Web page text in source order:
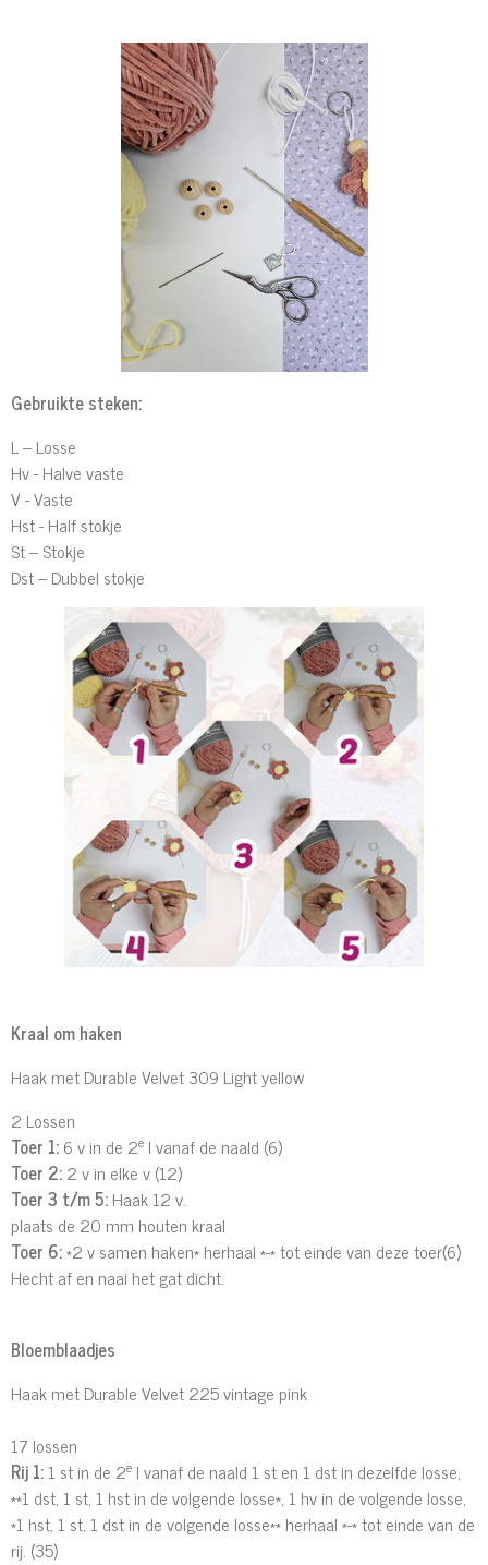
Gebruikte steken:
L – Losse
Hv - Halve vaste
V - Vaste
Hst - Half stokje
St – Stokje
Dst – Dubbel stokje
Kraal om haken
Haak met Durable Velvet 309 Light yellow
2 Lossen
Toer 1:6 v in de 2e l vanaf de naald (6)
Toer 2:2 v in elke v (12)
Toer 3 t/m 5:Haak 12 v.
plaats de 20 mm houten kraal
Toer 6:*2 v samen haken* herhaal *-* tot einde van deze toer(6)
Hecht af en naai het gat dicht.
Bloemblaadjes
Haak met Durable Velvet 225 vintage pink
17 lossen
Rij 1:1 st in de 2e l vanaf de naald 1 st en 1 dst in dezelfde losse,
**1 dst, 1 st, 1 hst in de volgende losse*, 1 hv in de volgende losse,
*1 hst, 1 st, 1 dst in de volgende losse** herhaal *-* tot einde van de
rij. (35)